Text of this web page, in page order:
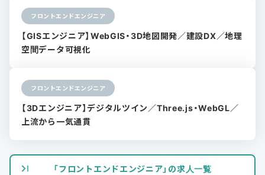
フロントエンドエンジニア
【GISエンジニア】WebGIS・3D地図開発／建設DX／地理
空間データ可視化
フロントエンドエンジニア
【3Dエンジニア】デジタルツイン／Three.js・WebGL／
上流から一気通貫
「フロントエンドエンジニア」の求人一覧